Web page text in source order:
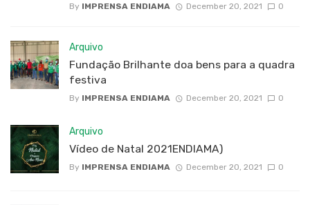
By IMPRENSA ENDIAMA December 20, 2021 0
Arquivo
Fundação Brilhante doa bens para a quadra
festiva
By IMPRENSA ENDIAMA December 20, 2021 0
Arquivo
Vídeo de Natal 2021ENDIAMA)
By IMPRENSA ENDIAMA December 20, 2021 0